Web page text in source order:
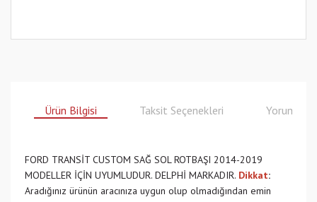
Ürün Bilgisi Taksit Seçenekleri Yorumlar
FORD TRANSİT CUSTOM SAĞ SOL ROTBAŞI 2014-2019
MODELLER İÇİN UYUMLUDUR. DELPHİ MARKADIR. Dikkat:
Aradığınız ürünün aracınıza uygun olup olmadığından emin